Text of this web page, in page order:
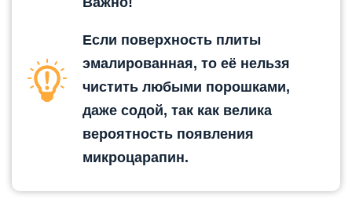
Если поверхность плиты
эмалированная, то её нельзя
чистить любыми порошками,
даже содой, так как велика
вероятность появления
микроцарапин.